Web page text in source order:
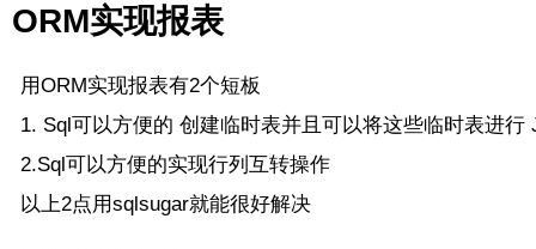
ORM实现报表
用ORM实现报表有2个短板
1. Sql可以方便的 创建临时表并且可以将这些临时表进行
2.Sql可以方便的实现行列互转操作
以上2点用sqlsugar就能很好解决